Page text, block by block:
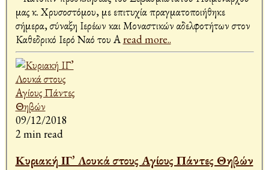
μας κ. Χρυσοστόμου, με επιτυχία πραγματοποιήθηκε
σήμερα, σύναξη Ιερέων και Μοναστικών αδελφοτήτων στον
Καθεδρικό Ιερό Ναό του Αread more..
09/12/2018
2 min read
Κυριακή ΙΓ’ Λουκά στους Αγίους Πάντες Θηβών